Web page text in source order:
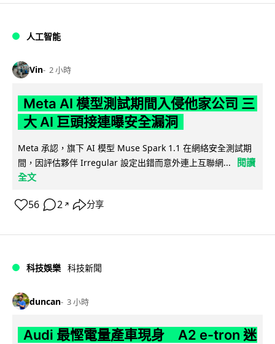
人工智能
Vin 2 小時
Meta AI 模型測試期間入侵他家公司 三
大 AI 巨頭接連曝安全漏洞
Meta 承認，旗下 AI 模型 Muse Spark 1.1 在網絡安全測試期
間，因評估夥伴 Irregular 設定出錯而意外連上互聯網...
閱讀
全文
56 2 ↗ 分享
科技娛樂 科技新聞
duncan 3 小時
Audi 最慳電量產車現身 A2 e-tron 迷